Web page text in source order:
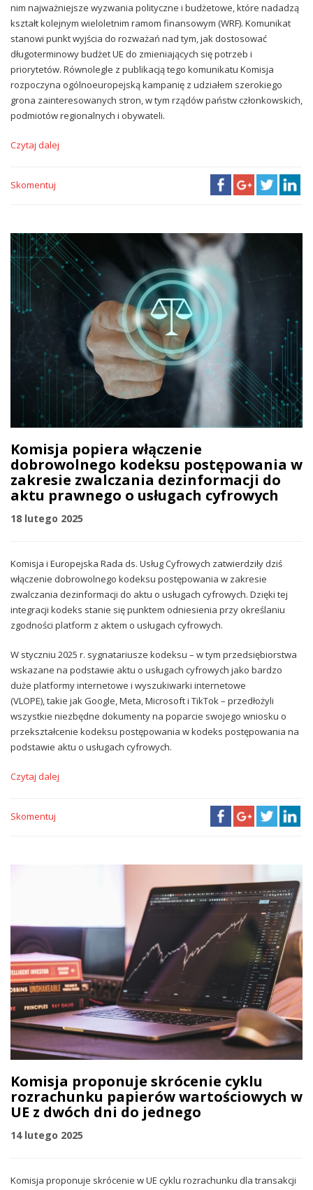
nim najważniejsze wyzwania polityczne i budżetowe, które nadadzą
kształt kolejnym wieloletnim ramom finansowym (WRF). Komunikat
stanowi punkt wyjścia do rozważań nad tym, jak dostosować
długoterminowy budżet UE do zmieniających się potrzeb i
priorytetów. Równolegle z publikacją tego komunikatu Komisja
rozpoczyna ogólnoeuropejską kampanię z udziałem szerokiego
grona zainteresowanych stron, w tym rządów państw członkowskich,
podmiotów regionalnych i obywateli.
Czytaj dalej
Skomentuj
Komisja popiera włączenie
dobrowolnego kodeksu postępowania w
zakresie zwalczania dezinformacji do
aktu prawnego o usługach cyfrowych
18 lutego 2025
Komisja i Europejska Rada ds. Usług Cyfrowych zatwierdziły dziś
włączenie dobrowolnego kodeksu postępowania w zakresie
zwalczania dezinformacji do aktu o usługach cyfrowych. Dzięki tej
integracji kodeks stanie się punktem odniesienia przy określaniu
zgodności platform z aktem o usługach cyfrowych.
W styczniu 2025 r. sygnatariusze kodeksu – w tym przedsiębiorstwa
wskazane na podstawie aktu o usługach cyfrowych jako bardzo
duże platformy internetowe i wyszukiwarki internetowe
(VLOPE), takie jak Google, Meta, Microsoft i TikTok – przedłożyli
wszystkie niezbędne dokumenty na poparcie swojego wniosku o
przekształcenie kodeksu postępowania w kodeks postępowania na
podstawie aktu o usługach cyfrowych.
Czytaj dalej
Skomentuj
Komisja proponuje skrócenie cyklu
rozrachunku papierów wartościowych w
UE z dwóch dni do jednego
14 lutego 2025
Komisja proponuje skrócenie w UE cyklu rozrachunku dla transakcji